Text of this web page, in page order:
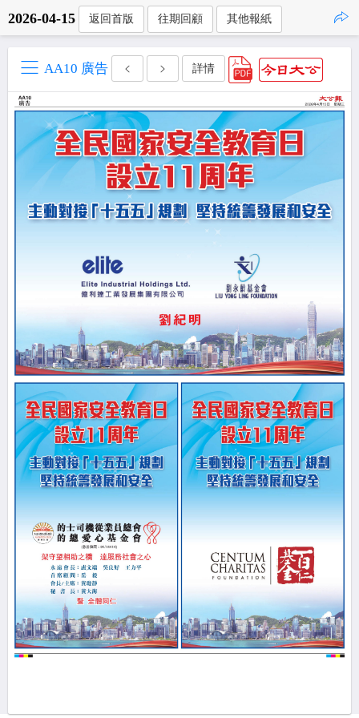
2026-04-15 返回首版 往期回顧 其他報紙
AA10 廣告 詳情